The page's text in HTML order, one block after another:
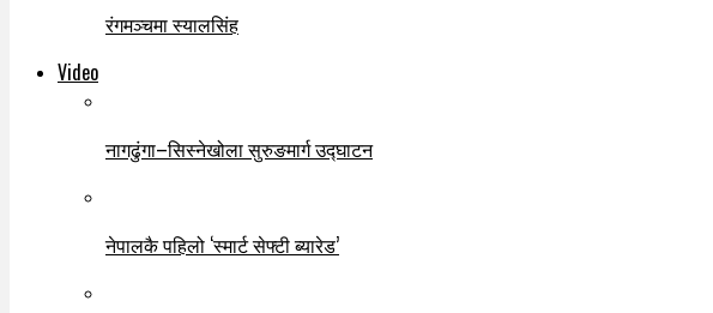
रंगमञ्चमा स्यालसिंह
Video
नागढुंगा–सिस्नेखोला सुरुङमार्ग उद्घाटन
नेपालकै पहिलो ‘स्मार्ट सेफ्टी ब्यारेड’